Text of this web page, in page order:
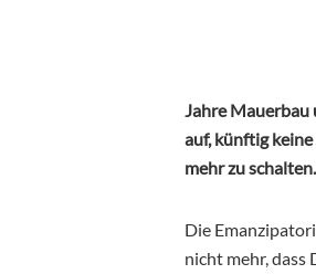
Jahre
auf, künftig
mehr zu schalten.
Die
nicht mehr,